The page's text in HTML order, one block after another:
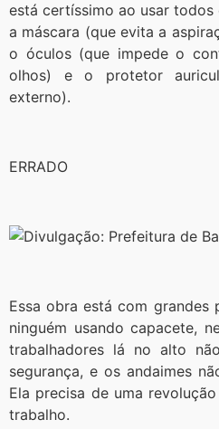
está certíssimo ao usar todos
a máscara (que evita a
o óculos (que impede o
olhos) e o protetor
externo).
ERRADO
Essa obra está com grandes
ninguém usando capacete,
trabalhadores lá no alto
segurança, e os andaimes
Ela precisa de uma
trabalho.